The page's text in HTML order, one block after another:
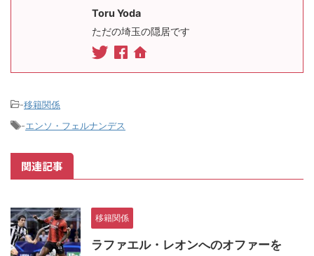
Toru Yoda
ただの埼玉の隠居です
-移籍関係
-エンソ・フェルナンデス
関連記事
移籍関係
ラファエル・レオンへのオファーを